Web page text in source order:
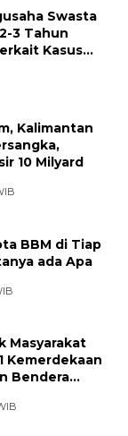
Swasta
3 Tahun
Kasus
Kalimantan
10 Milyard
BBM di Tiap
ada Apa
Masyarakat
Kemerdekaan
Bendera